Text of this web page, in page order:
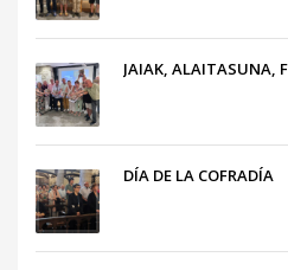
JAIAK, ALAITASUNA,
DÍA DE LA COFRADÍA